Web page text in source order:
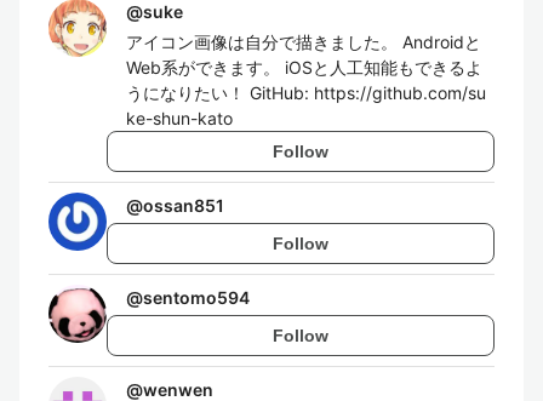
@suke
アイコン画像は自分で描きました。 Androidと
Web系ができます。 iOSと人工知能もできるよ
うになりたい！ GitHub: https://github.com/su
ke-shun-kato
Follow
@ossan851
Follow
@sentomo594
Follow
@wenwen